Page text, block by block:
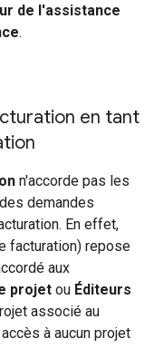
de l'assistance
.
en tant
n'accorde pas les
demandes
En effet,
facturation) repose
aux
projet ou Éditeurs
associé au
à aucun projet